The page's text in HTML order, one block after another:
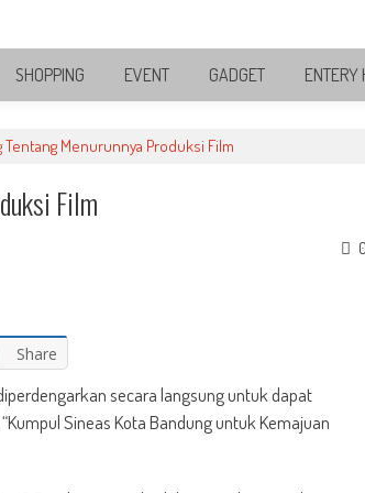
SHOPPING EVENT GADGET ENTERY
Tentang Menurunnya Produksi Film
Film
0
Share
secara langsung untuk dapat
Sineas Kota Bandung untuk Kemajuan